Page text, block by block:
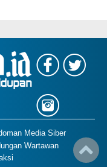
Media Siber
Wartawan